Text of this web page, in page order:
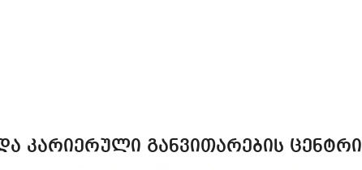
კარიერული განვითარების ცენტრი